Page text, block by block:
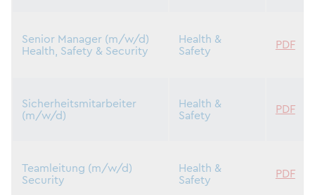
Senior Manager (m/w/d)
Health, Safety & Security
Health &
Safety
PDF
Sicherheitsmitarbeiter
(m/w/d)
Health &
Safety
PDF
Teamleitung (m/w/d)
Security
Health &
Safety
PDF